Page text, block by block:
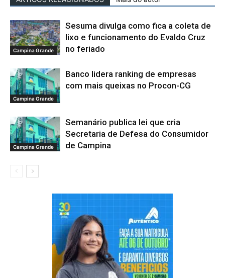
Campina Grande
Sesuma divulga como fica a coleta de
lixo e funcionamento do Evaldo Cruz
no feriado
Campina Grande
Banco lidera ranking de empresas
com mais queixas no Procon-CG
Campina Grande
Semanário publica lei que cria
Secretaria de Defesa do Consumidor
de Campina